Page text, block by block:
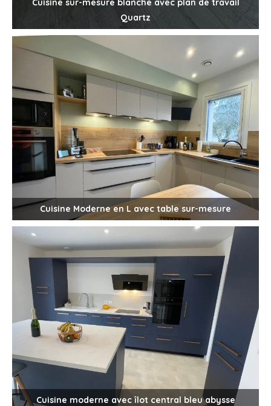
Cuisine sur-mesure blanche avec plan de travail
Quartz
Cuisine Moderne en L avec table sur-mesure
Cuisine moderne avec îlot central bleu abysse